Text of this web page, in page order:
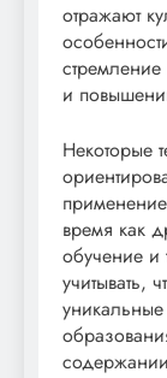
отражают
и
Некоторые
время как
обучение и
учитывать,